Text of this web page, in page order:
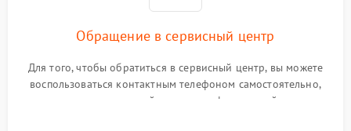
Обращение в сервисный центр
Для того, чтобы обратиться в сервисный центр, вы можете
воспользоваться контактным телефоном самостоятельно,
или оставить свой номер телефона на сайте